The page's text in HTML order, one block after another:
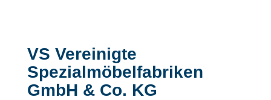
VS Vereinigte
Spezialmöbelfabriken
GmbH & Co. KG